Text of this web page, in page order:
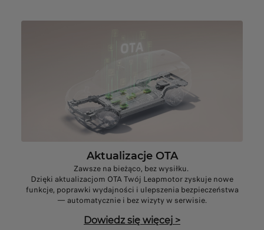
Aktualizacje OTA
Zawsze na bieżąco, bez wysiłku.
Dzięki aktualizacjom OTA Twój Leapmotor zyskuje nowe
funkcje, poprawki wydajności i ulepszenia bezpieczeństwa
— automatycznie i bez wizyty w serwisie.
Dowiedz się więcej >